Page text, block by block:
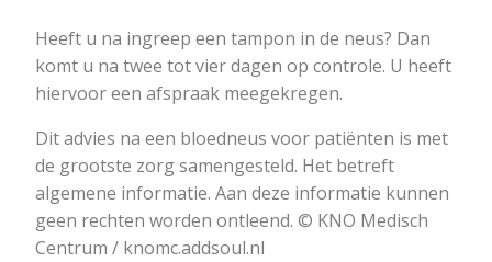
Heeft u na ingreep een tampon in de neus? Dan
komt u na twee tot vier dagen op controle. U heeft
hiervoor een afspraak meegekregen.
Dit advies na een bloedneus voor patiënten is met
de grootste zorg samengesteld. Het betreft
algemene informatie. Aan deze informatie kunnen
geen rechten worden ontleend. © KNO Medisch
Centrum / knomc.addsoul.nl